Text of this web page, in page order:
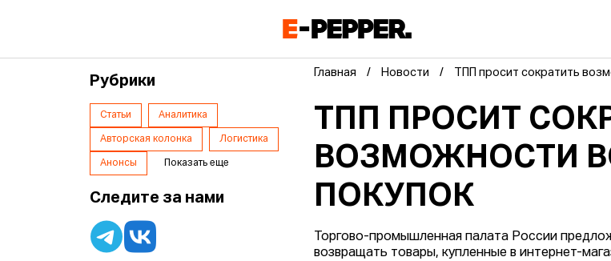
Главная Новости ТПП просит сократить
ТПП ПРОСИТ
ВОЗМОЖНОСТИ
ПОКУПОК
Торгово-промышленная палата России
возвращать товары, купленные в интернет-
Рубрики
Статьи Аналитика
Авторская колонка Логистика
Анонсы Показать еще
Следите за нами